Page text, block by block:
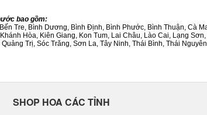
bao gồm:
Tre, Bình Dương, Bình Định, Bình Phước, Bình Thuận, Cà
Hòa, Kiên Giang, Kon Tum, Lai Châu, Lào Cai, Lạng
Trị, Sóc Trăng, Sơn La, Tây Ninh, Thái Bình, Thái
SHOP HOA CÁC TỈNH